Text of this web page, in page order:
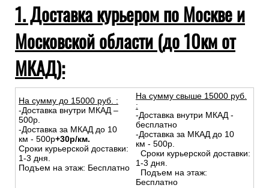
1. Доставка курьером по Москве и
Московской области (до 10км от
МКАД):
На сумму до 15000 руб. :
-Доставка внутри МКАД –
500р.
-Доставка за МКАД до 10
км - 500р+30р/км.
Сроки курьерской доставки:
1-3 дня.
Подъем на этаж: Бесплатно
На сумму свыше 15000 руб.
:
-Доставка внутри МКАД -
бесплатно
-Доставка за МКАД до 10
км - 500р.
Сроки курьерской доставки:
1-3 дня.
Подъем на этаж:
Бесплатно